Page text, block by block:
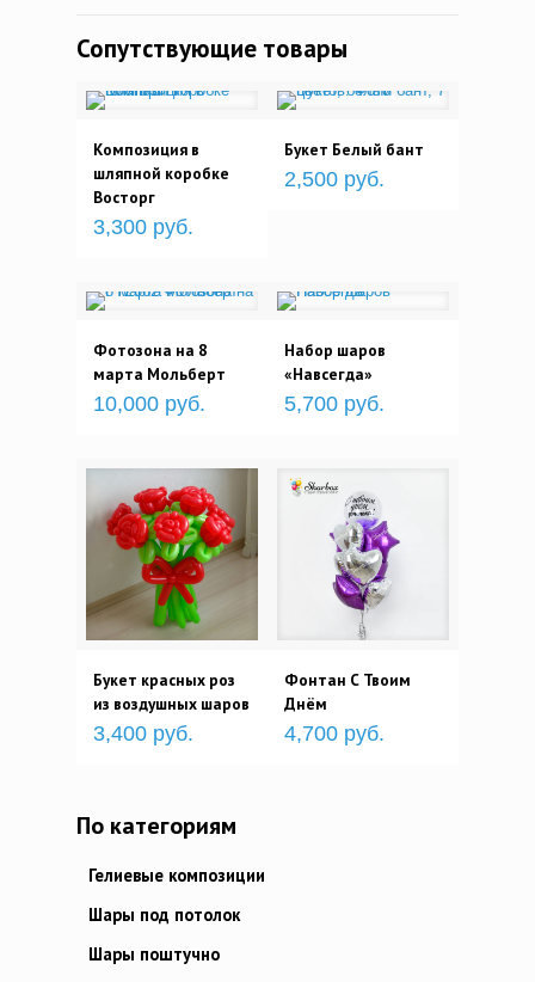
Сопутствующие товары
Композиция в
шляпной коробке
Восторг
3,300 руб.
Букет Белый бант
2,500 руб.
Фотозона на 8
марта Мольберт
10,000 руб.
Набор шаров
«Навсегда»
5,700 руб.
Букет красных роз
из воздушных шаров
3,400 руб.
Фонтан С Твоим
Днём
4,700 руб.
По категориям
Гелиевые композиции
Шары под потолок
Шары поштучно